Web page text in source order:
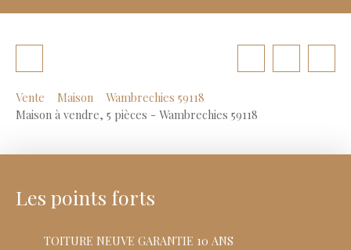
Vente Maison
Wambrechies 59118
Maison à vendre, 5 pièces - Wambrechies 59118
Les points forts
TOITURE NEUVE GARANTIE 10 ANS